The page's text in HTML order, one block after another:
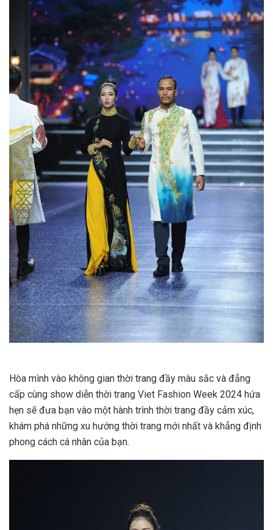
Hòa mình vào không gian thời trang đầy màu sắc và đẳng
cấp cùng show diễn thời trang Viet Fashion Week 2024 hứa
hẹn sẽ đưa bạn vào một hành trình thời trang đầy cảm xúc,
khám phá những xu hướng thời trang mới nhất và khẳng định
phong cách cá nhân của bạn.